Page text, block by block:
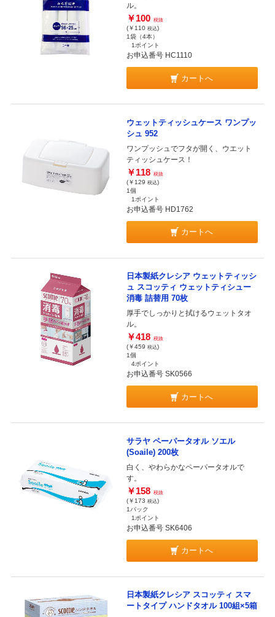
ル。
￥100 税抜
(￥110 税込)
1袋（4本）
1ポイント
お申込番号 HC1110
カートへ
ウェットティッシュケース ワンプッ
シュ 952
ワンプッシュでフタが開く、ウエット
ティッシュケース！
￥118 税抜
(￥129 税込)
1個
1ポイント
お申込番号 HD1762
カートへ
日本製紙クレシア ウェットティッシ
ュ スコッティ ウェットティシュー
消毒 詰替用 70枚
厚手でしっかりと拭けるウェットタオ
ル。
￥418 税抜
(￥459 税込)
1個
4ポイント
お申込番号 SK0566
カートへ
サラヤ ペーパータオル ソエル
(Soaile) 200枚
白く、やわらかなペーパータオルで
す。
￥158 税抜
(￥173 税込)
1パック
1ポイント
お申込番号 SK6406
カートへ
日本製紙クレシア スコッティ スマ
ートタイプ ハンドタオル 100組×5箱